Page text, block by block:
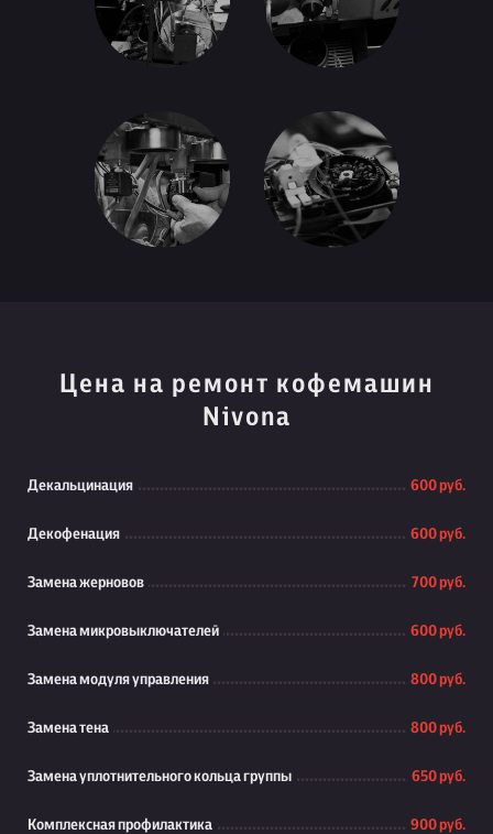
Цена на ремонт кофемашин
Nivona
Декальцинация 600 руб.
Декофенация 600 руб.
Замена жерновов 700 руб.
Замена микровыключателей 600 руб.
Замена модуля управления 800 руб.
Замена тена 800 руб.
Замена уплотнительного кольца группы 650 руб.
Комплексная профилактика 900 руб.